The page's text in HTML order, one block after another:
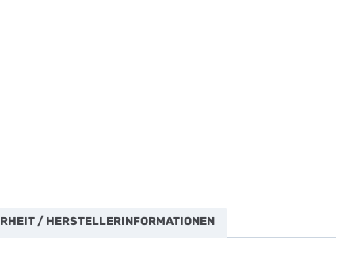
/ HERSTELLERINFORMATIONEN